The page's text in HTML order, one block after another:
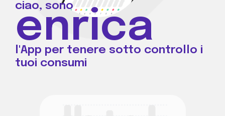
ciao, sono
enrica
l'App per tenere sotto controllo i
tuoi consumi